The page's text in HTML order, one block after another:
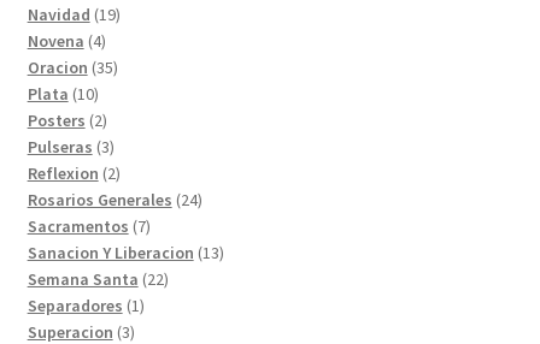
productos
Navidad 1919
Novena 44
productos
Oracion 3535
Plata 1010
productos
Posters 22
productos
Pulseras 33
productos
Reflexion 22
productos
Rosarios Generales 2424
Sacramentos 77
productos
Sanacion Y Liberacion 1313
Semana Santa 2222
Separadores 11
Superacion 33